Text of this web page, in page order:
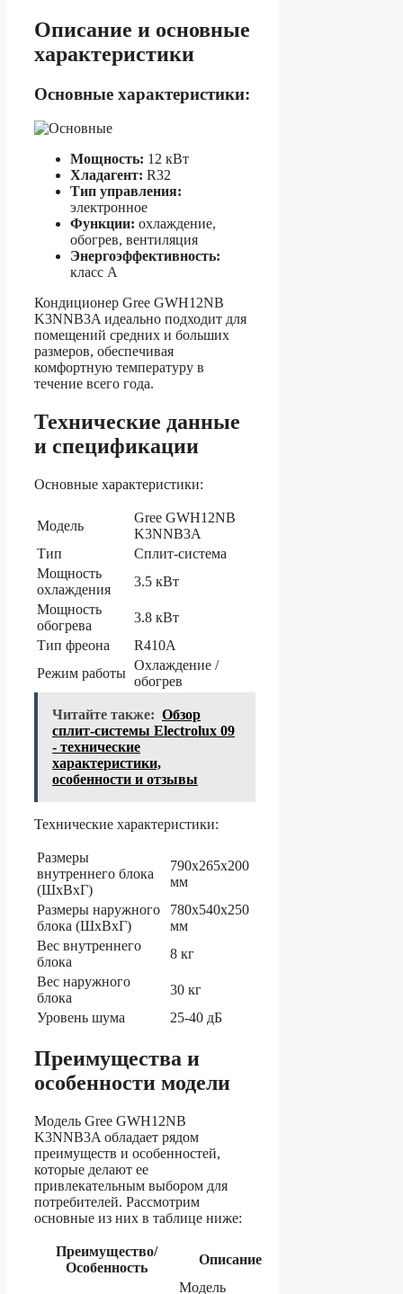
Описание и основные
характеристики
Основные характеристики:
Мощность: 12 кВт
Хладагент: R32
Тип управления:
электронное
Функции: охлаждение,
обогрев, вентиляция
Энергоэффективность:
класс A
Кондиционер Gree GWH12NB
K3NNB3A идеально подходит для
помещений средних и больших
размеров, обеспечивая
комфортную температуру в
течение всего года.
Технические данные
и спецификации
Основные характеристики:
Модель
Gree GWH12NB
K3NNB3A
Тип
Сплит-система
Мощность
охлаждения
3.5 кВт
Мощность
обогрева
3.8 кВт
Тип фреона
R410A
Режим работы
Охлаждение /
обогрев
Читайте также: Обзор
сплит-системы Electrolux 09
- технические
характеристики,
особенности и отзывы
Технические характеристики:
Размеры
внутреннего блока
(ШхВхГ)
790x265x200
мм
Размеры наружного
блока (ШхВхГ)
780x540x250
мм
Вес внутреннего
блока
8 кг
Вес наружного
блока
30 кг
Уровень шума
25-40 дБ
Преимущества и
особенности модели
Модель Gree GWH12NB
K3NNB3A обладает рядом
преимуществ и особенностей,
которые делают ее
привлекательным выбором для
потребителей. Рассмотрим
основные из них в таблице ниже:
Преимущество/
Особенность
Описание
Модель